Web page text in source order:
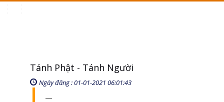
Tánh Phật - Tánh Người
Ngày đăng : 01-01-2021 06:01:43